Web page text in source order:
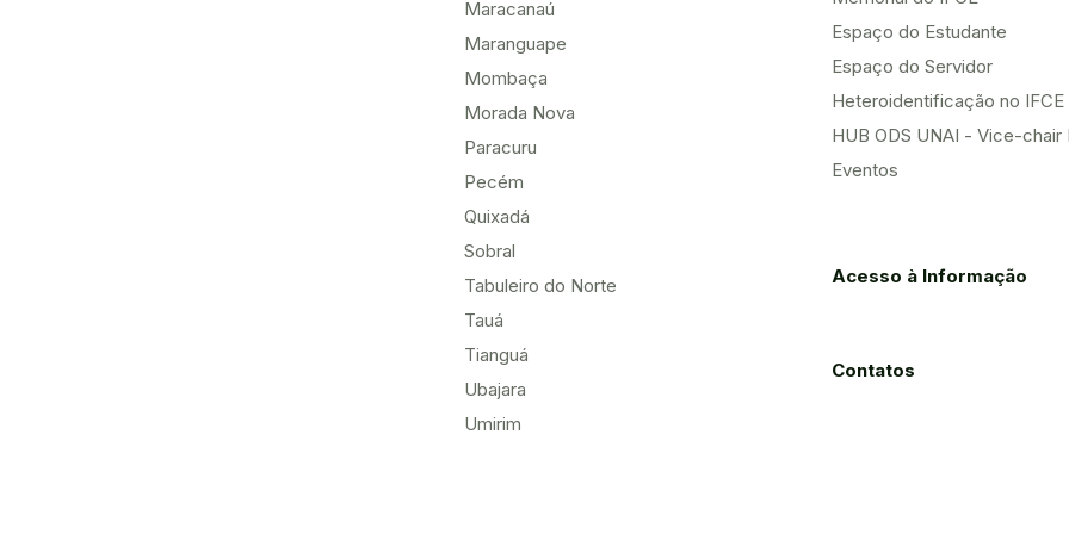
Maracanaú
Maranguape
Mombaça
Morada Nova
Paracuru
Pecém
Quixadá
Sobral
Tabuleiro do Norte
Tauá
Tianguá
Ubajara
Umirim
Espaço do Estudante
Espaço do Servidor
Heteroidentificação no IFCE
HUB ODS UNAI - Vice-chair
Eventos
Acesso à Informação
Contatos